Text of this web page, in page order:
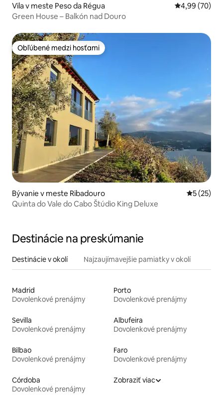
Vila v meste Peso da Régua Priemerné
4,99 (70)
Green House – Balkón nad Douro
Obľúbené medzi hosťami
Obľúbené medzi hosťami
Bývanie v meste Ribadouro
5 (25)
Quinta do Vale do Cabo Štúdio King Deluxe
Destinácie na preskúmanie
Destinácie v okolí Najzaujímavejšie pamiatky v okolí
Madrid
Dovolenkové prenájmy
Porto
Dovolenkové prenájmy
Sevilla
Dovolenkové prenájmy
Albufeira
Dovolenkové prenájmy
Bilbao
Dovolenkové prenájmy
Faro
Dovolenkové prenájmy
Córdoba
Dovolenkové prenájmy
Zobraziť viac